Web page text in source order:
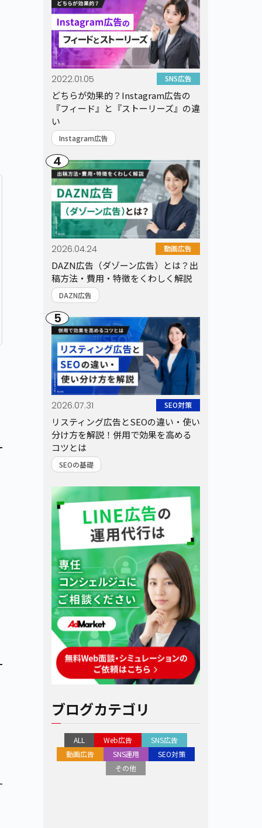
2022.01.05 SNS広告
どちらが効果的？Instagram広告の
『フィード』と『ストーリーズ』の違
い
Instagram広告
2026.04.24 動画広告
DAZN広告（ダゾーン広告）とは？出
稿方法・費用・特徴をくわしく解説
DAZN広告
4
2026.07.31 SEO対策
リスティング広告とSEOの違い・使い
分け方を解説！併用で効果を高める
コツとは
SEOの基礎
5
ブログカテゴリ
ALL Web広告
SNS広告
動画広告
SNS運用
SEO対策
その他